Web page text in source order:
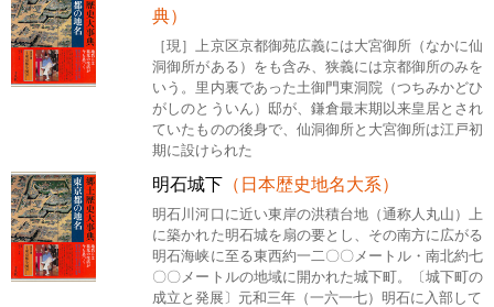
典）
［現］上京区京都御苑広義には大宮御所（なかに仙
洞御所がある）をも含み、狭義には京都御所のみを
いう。里内裏であった土御門東洞院（つちみかどひ
がしのとういん）邸が、鎌倉最末期以来皇居とされ
ていたものの後身で、仙洞御所と大宮御所は江戸初
期に設けられた
明石城下 （日本歴史地名大系）
明石川河口に近い東岸の洪積台地（通称人丸山）上
に築かれた明石城を扇の要とし、その南方に広がる
明石海峡に至る東西約一二〇〇メートル・南北約七
〇〇メートルの地域に開かれた城下町。〔城下町の
成立と発展〕元和三年（一六一七）明石に入部して